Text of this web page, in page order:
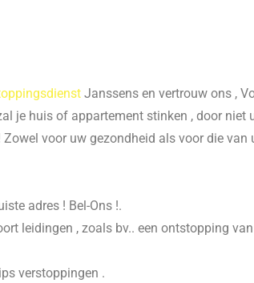
Janssens en vertrouw ons ,
je huis of appartement stinken , door niet
voor uw gezondheid als voor die van
adres ! Bel-Ons !.
leidingen , zoals bv.. een ontstopping
verstoppingen .